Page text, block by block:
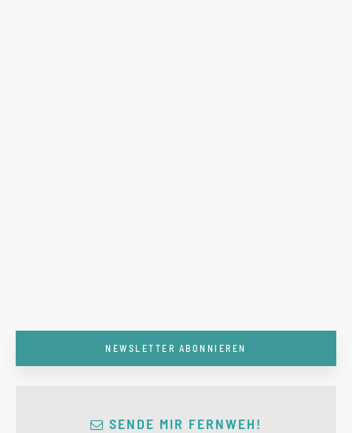
NEWSLETTER ABONNIEREN
SENDE MIR FERNWEH!